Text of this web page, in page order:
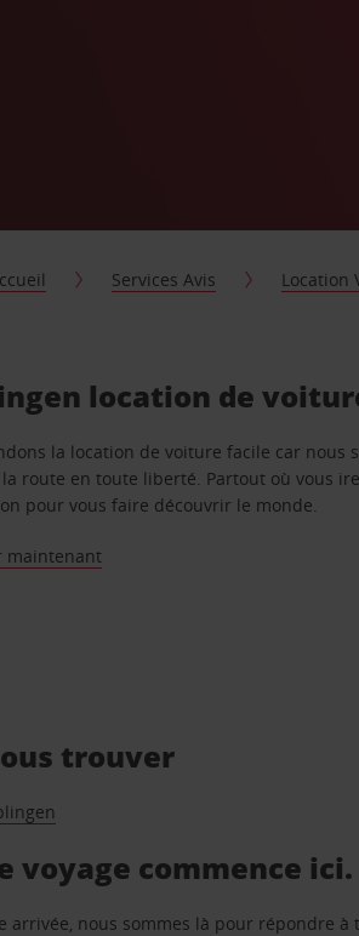
Services Avis Location
location de
la location de voiture facile car nous
route en toute liberté. Partout où vous
pour vous faire découvrir le monde.
maintenant
trouver
voyage commence ici.
arrivée, nous sommes là pour répondre